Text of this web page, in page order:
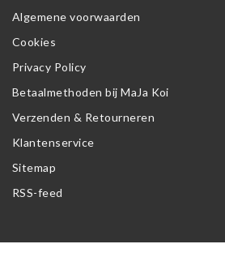
Algemene voorwaarden
Cookies
Privacy Policy
Betaalmethoden bij MaJa Koi
Verzenden & Retourneren
Klantenservice
Sitemap
RSS-feed